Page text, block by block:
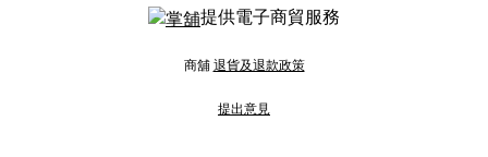
提供電子商貿服務
商舖 退貨及退款政策
提出意見